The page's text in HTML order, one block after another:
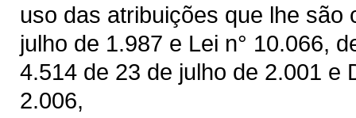
uso das atribuições que lhe são
julho de 1.987 e Lei n° 10.066,
4.514 de 23 de julho de 2.001 e
2.006,